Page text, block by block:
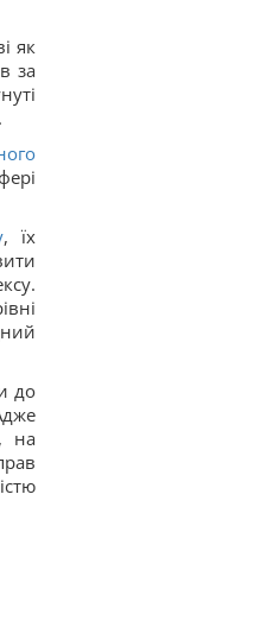
як
за
, їх
до
на